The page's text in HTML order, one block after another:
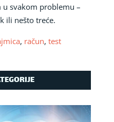
u svakom problemu –
ili nešto treće.
, račun, test